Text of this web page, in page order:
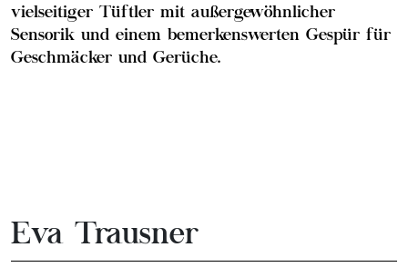
vielseitiger Tüftler mit außergewöhnlicher
Sensorik und einem bemerkenswerten Gespür für
Geschmäcker und Gerüche.
Eva Trausner